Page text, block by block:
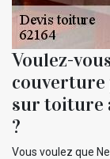
Voulez-
couverture
sur toiture
?
Vous voulez que